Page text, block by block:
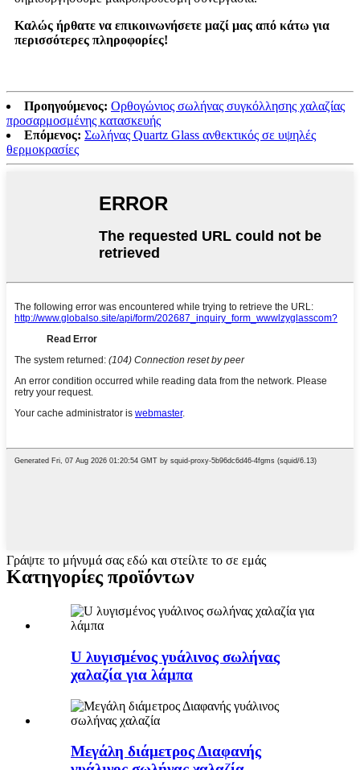
Καλώς ήρθατε να επικοινωνήσετε μαζί μας από κάτω για
περισσότερες πληροφορίες!
Προηγούμενος: Ορθογώνιος σωλήνας συγκόλλησης χαλαζίας
προσαρμοσμένης κατασκευής
Επόμενος: Σωλήνας Quartz Glass ανθεκτικός σε υψηλές
θερμοκρασίες
Γράψτε το μήνυμά σας εδώ και στείλτε το σε εμάς
Κατηγορίες προϊόντων
U λυγισμένος γυάλινος σωλήνας
χαλαζία για λάμπα
Μεγάλη διάμετρος Διαφανής